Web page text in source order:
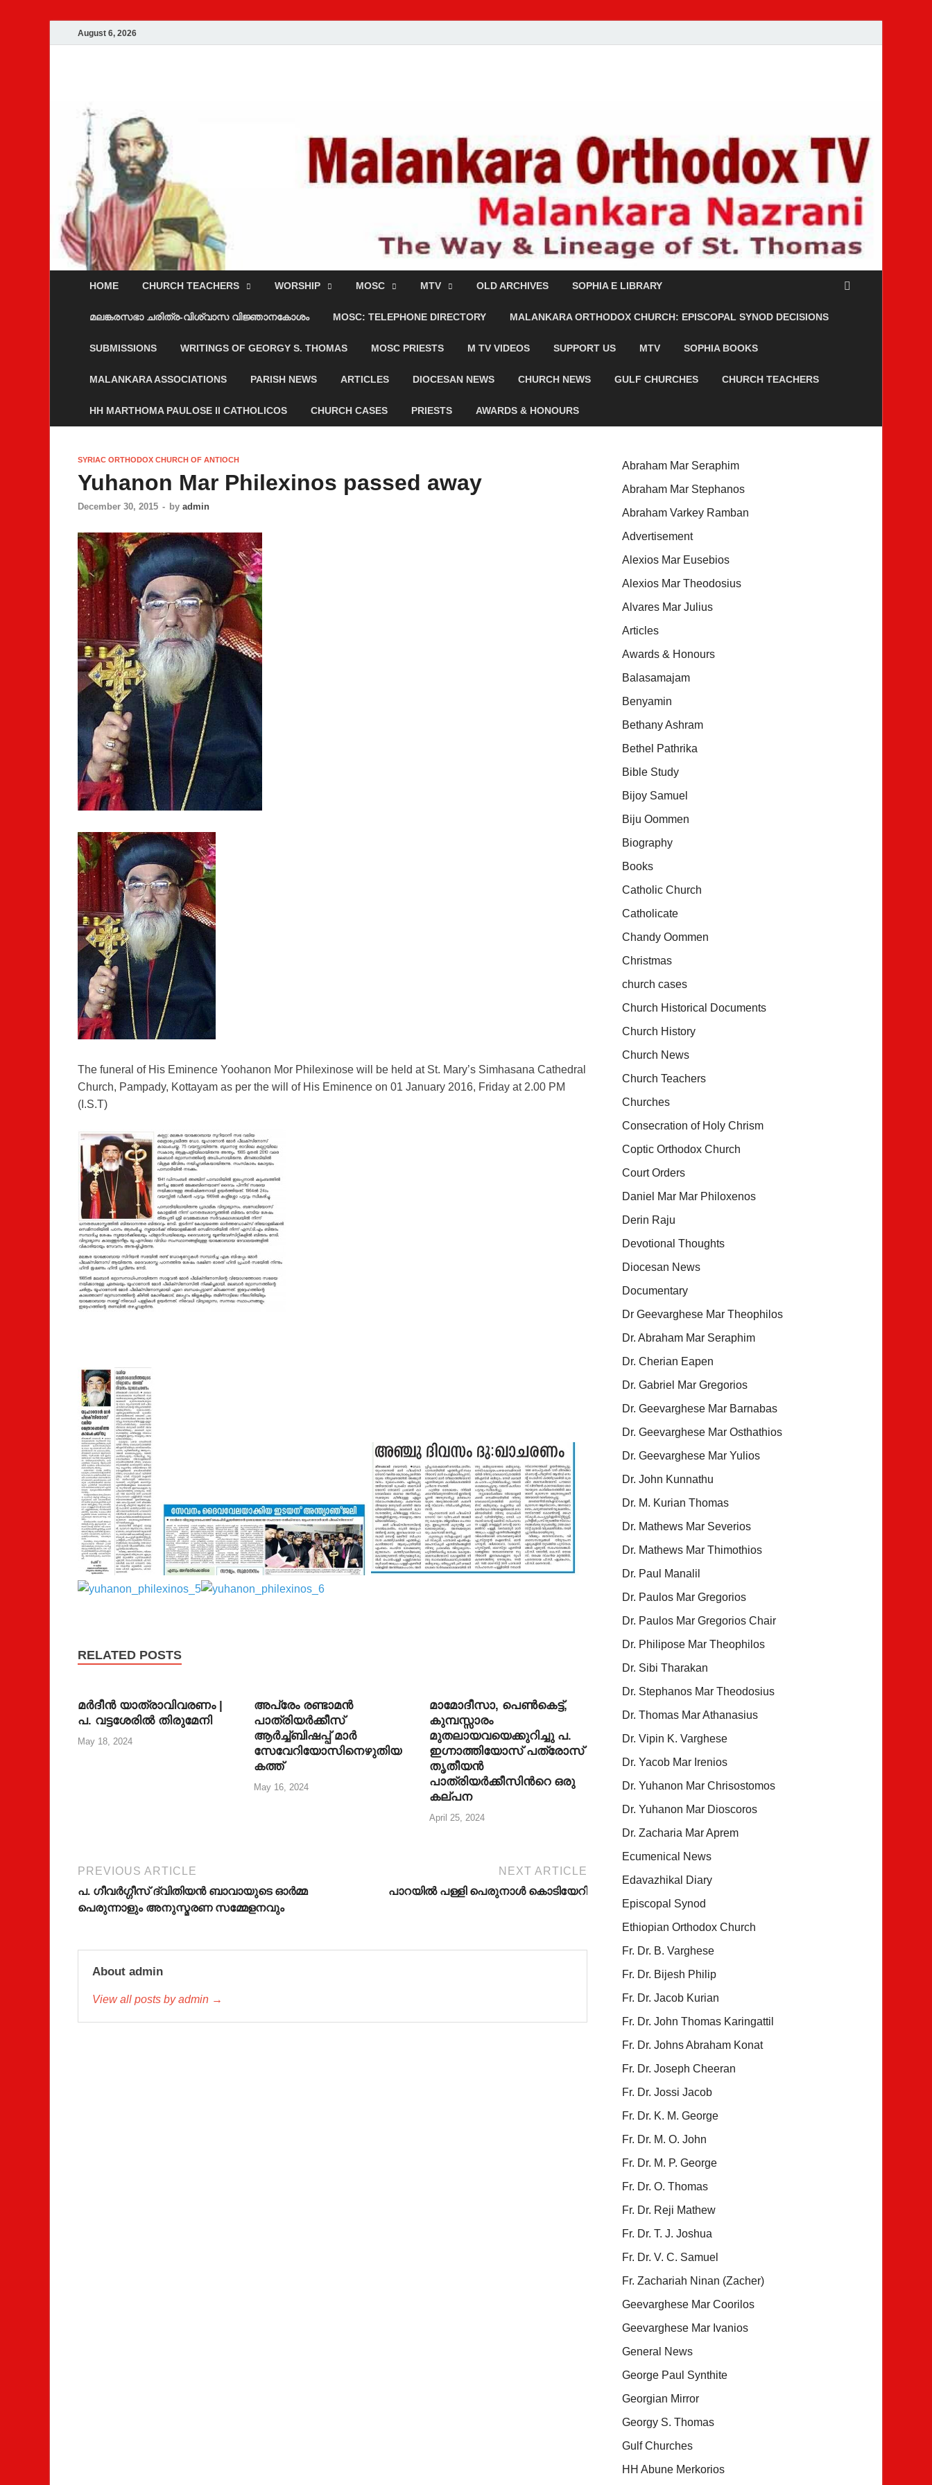
August 6, 2026
HOME CHURCH TEACHERS WORSHIP MOSC MTV OLD ARCHIVES SOPHIA E LIBRARY
മലങ്കരസഭാ ചരിത്ര-വിശ്വാസ വിജ്ഞാനകോശം MOSC: TELEPHONE DIRECTORY MALANKARA ORTHODOX CHURCH: EPISCOPAL SYNOD DECISIONS
SUBMISSIONS WRITINGS OF GEORGY S. THOMAS MOSC PRIESTS M TV VIDEOS SUPPORT US MTV SOPHIA BOOKS
MALANKARA ASSOCIATIONS PARISH NEWS ARTICLES DIOCESAN NEWS CHURCH NEWS GULF CHURCHES CHURCH TEACHERS
HH MARTHOMA PAULOSE II CATHOLICOS CHURCH CASES PRIESTS AWARDS & HONOURS
SYRIAC ORTHODOX CHURCH OF ANTIOCH
Yuhanon Mar Philexinos passed away
December 30, 2015 - by admin
The funeral of His Eminence Yoohanon Mor Philexinose will be held at St. Mary’s Simhasana Cathedral
Church, Pampady, Kottayam as per the will of His Eminence on 01 January 2016, Friday at 2.00 PM
(I.S.T)
RELATED POSTS
മര്‍ദീന്‍ യാത്രാവിവരണം |
പ. വട്ടശേരില്‍ തിരുമേനി
May 18, 2024
അപ്രേം രണ്ടാമന്‍
പാത്രിയര്‍ക്കീസ്
ആര്‍ച്ച്ബിഷപ്പ് മാര്‍
സേവേറിയോസിനെഴുതിയ
കത്ത്
May 16, 2024
മാമോദീസാ, പെണ്‍കെട്ട്,
കുമ്പസ്സാരം
മുതലായവയെക്കുറിച്ചു പ.
ഇഗ്നാത്തിയോസ് പത്രോസ്
തൃതീയന്‍
പാത്രിയര്‍ക്കീസിന്‍റെ ഒരു
കല്പന
April 25, 2024
PREVIOUS ARTICLE
പ. ഗീവര്‍ഗ്ഗീസ് ദ്വിതിയന്‍ ബാവായുടെ ഓര്‍മ്മ
പെരുന്നാളും അനുസ്മരണ സമ്മേളനവും
NEXT ARTICLE
പാറയിൽ പള്ളി പെരുനാൾ കൊടിയേറി
About admin
View all posts by admin →
Abraham Mar Seraphim
Abraham Mar Stephanos
Abraham Varkey Ramban
Advertisement
Alexios Mar Eusebios
Alexios Mar Theodosius
Alvares Mar Julius
Articles
Awards & Honours
Balasamajam
Benyamin
Bethany Ashram
Bethel Pathrika
Bible Study
Bijoy Samuel
Biju Oommen
Biography
Books
Catholic Church
Catholicate
Chandy Oommen
Christmas
church cases
Church Historical Documents
Church History
Church News
Church Teachers
Churches
Consecration of Holy Chrism
Coptic Orthodox Church
Court Orders
Daniel Mar Mar Philoxenos
Derin Raju
Devotional Thoughts
Diocesan News
Documentary
Dr Geevarghese Mar Theophilos
Dr. Abraham Mar Seraphim
Dr. Cherian Eapen
Dr. Gabriel Mar Gregorios
Dr. Geevarghese Mar Barnabas
Dr. Geevarghese Mar Osthathios
Dr. Geevarghese Mar Yulios
Dr. John Kunnathu
Dr. M. Kurian Thomas
Dr. Mathews Mar Severios
Dr. Mathews Mar Thimothios
Dr. Paul Manalil
Dr. Paulos Mar Gregorios
Dr. Paulos Mar Gregorios Chair
Dr. Philipose Mar Theophilos
Dr. Sibi Tharakan
Dr. Stephanos Mar Theodosius
Dr. Thomas Mar Athanasius
Dr. Vipin K. Varghese
Dr. Yacob Mar Irenios
Dr. Yuhanon Mar Chrisostomos
Dr. Yuhanon Mar Dioscoros
Dr. Zacharia Mar Aprem
Ecumenical News
Edavazhikal Diary
Episcopal Synod
Ethiopian Orthodox Church
Fr. Dr. B. Varghese
Fr. Dr. Bijesh Philip
Fr. Dr. Jacob Kurian
Fr. Dr. John Thomas Karingattil
Fr. Dr. Johns Abraham Konat
Fr. Dr. Joseph Cheeran
Fr. Dr. Jossi Jacob
Fr. Dr. K. M. George
Fr. Dr. M. O. John
Fr. Dr. M. P. George
Fr. Dr. O. Thomas
Fr. Dr. Reji Mathew
Fr. Dr. T. J. Joshua
Fr. Dr. V. C. Samuel
Fr. Zachariah Ninan (Zacher)
Geevarghese Mar Coorilos
Geevarghese Mar Ivanios
General News
George Paul Synthite
Georgian Mirror
Georgy S. Thomas
Gulf Churches
HH Abune Merkorios